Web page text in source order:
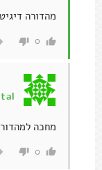
מהדורה
0
מחכה
0